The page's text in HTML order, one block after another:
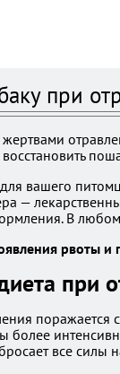
при
жертвами
вашего
—
В
рвоты
при
все силы